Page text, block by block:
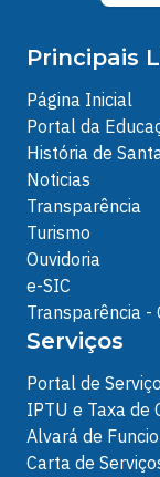
Principais
Página Inicial
Portal da
História de
Noticias
Transparência
Turismo
Ouvidoria
e-SIC
Transparência -
Serviços
Portal de
IPTU e Taxa de
Alvará de
Carta de